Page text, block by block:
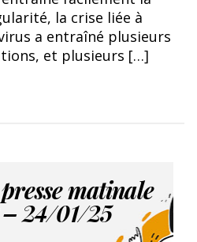
la crise liée à
a entraîné plusieurs
et plusieurs […]
matinale
– 24/01/25